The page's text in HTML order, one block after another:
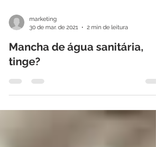
30 de mar. de 2021
2 min de leitura
Mancha de água sanitária,
tinge?